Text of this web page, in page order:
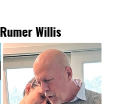
Rumer Willis